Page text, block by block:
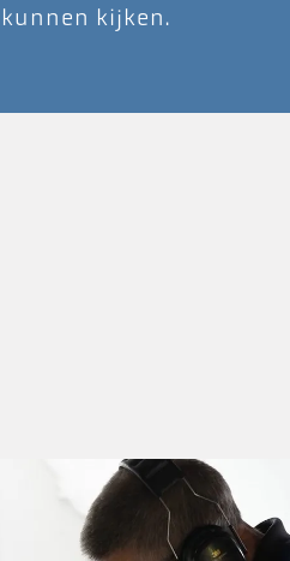
kunnen kijken.